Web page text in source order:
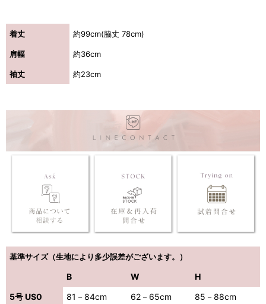
着丈 約99cm(脇丈 78cm)
肩幅 約36cm
袖丈 約23cm
基準サイズ（生地により多少誤差がございます。）
B W
H
5号 US0
81－84cm 62－65cm
85－88cm